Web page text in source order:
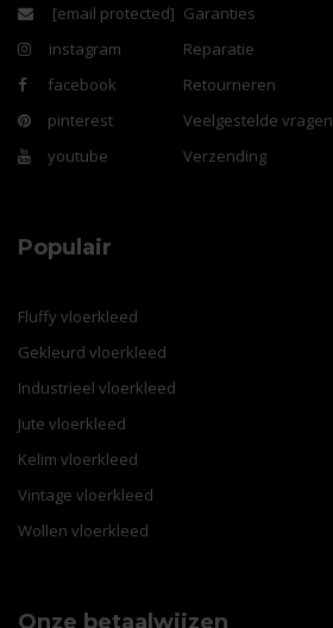
[email protected]
instagram
facebook
pinterest
youtube
Garanties
Reparatie
Retourneren
Veelgestelde vragen
Verzending
Populair
Fluffy vloerkleed
Gekleurd vloerkleed
Industrieel vloerkleed
Jute vloerkleed
Kelim vloerkleed
Vintage vloerkleed
Wollen vloerkleed
Onze betaalwijzen